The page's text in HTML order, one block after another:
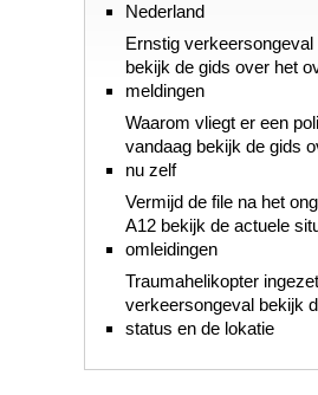
Nederland
Ernstig verkeersongeval
bekijk de gids over het
meldingen
Waarom vliegt er een
vandaag bekijk de gids
nu zelf
Vermijd de file na het
A12 bekijk de actuele
omleidingen
Traumahelikopter
verkeersongeval bekijk
status en de lokatie